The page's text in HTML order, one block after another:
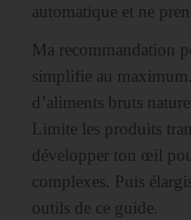
automatique et ne
Ma recommandation
simplifie au
d’aliments bruts
Limite les produits
développer ton œil
complexes. Puis
outils de ce guide.